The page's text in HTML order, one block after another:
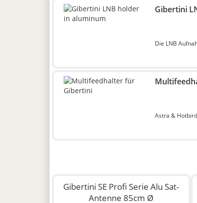
Gibertini
Die LNB
Astra & Hotbird
Gibertini SE Profi Serie Alu Sat-
Antenne 85cm Ø